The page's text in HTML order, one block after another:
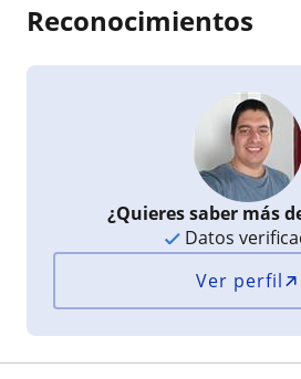
Reconocimientos
¿Quieres saber más
Datos
Ver perfil